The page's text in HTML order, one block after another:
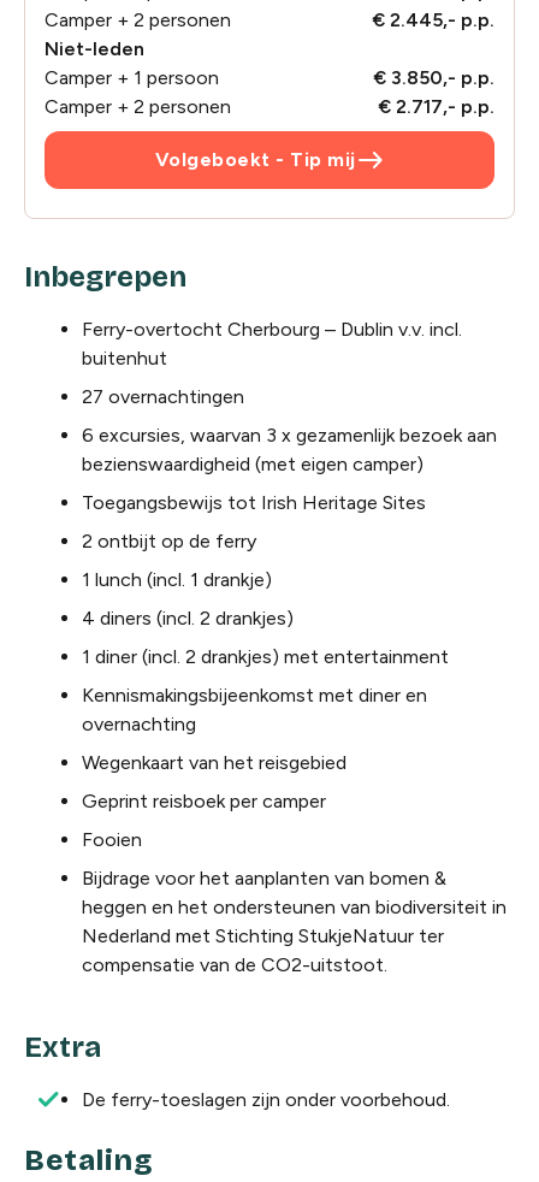
Camper + 2 personen
€ 2.445,- p.p.
Niet-leden
Camper + 1 persoon
€ 3.850,- p.p.
Camper + 2 personen
€ 2.717,- p.p.
east
Volgeboekt - Tip mij
Inbegrepen
Ferry-overtocht Cherbourg – Dublin v.v. incl.
buitenhut
27 overnachtingen
6 excursies, waarvan 3 x gezamenlijk bezoek aan
bezienswaardigheid (met eigen camper)
Toegangsbewijs tot Irish Heritage Sites
2 ontbijt op de ferry
1 lunch (incl. 1 drankje)
4 diners (incl. 2 drankjes)
1 diner (incl. 2 drankjes) met entertainment
Kennismakingsbijeenkomst met diner en
overnachting
Wegenkaart van het reisgebied
Geprint reisboek per camper
Fooien
Bijdrage voor het aanplanten van bomen &
heggen en het ondersteunen van biodiversiteit in
Nederland met Stichting StukjeNatuur ter
compensatie van de CO2-uitstoot.
Extra
De ferry-toeslagen zijn onder voorbehoud.
Betaling